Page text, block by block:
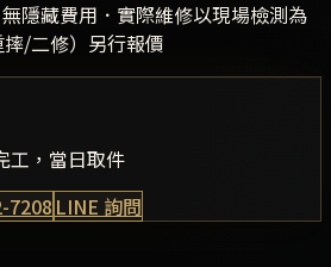
隱藏費用．實際維修以現場檢測為
/二修）另行報價
工，當日取件
7208 LINE 詢問